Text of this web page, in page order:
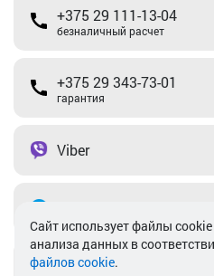
+375 29 111-13-04
безналичный расчет
+375 29 343-73-01
гарантия
Viber
info@akkamulik.by
Cайт использует файлы
анализа данных в
файлов cookie.